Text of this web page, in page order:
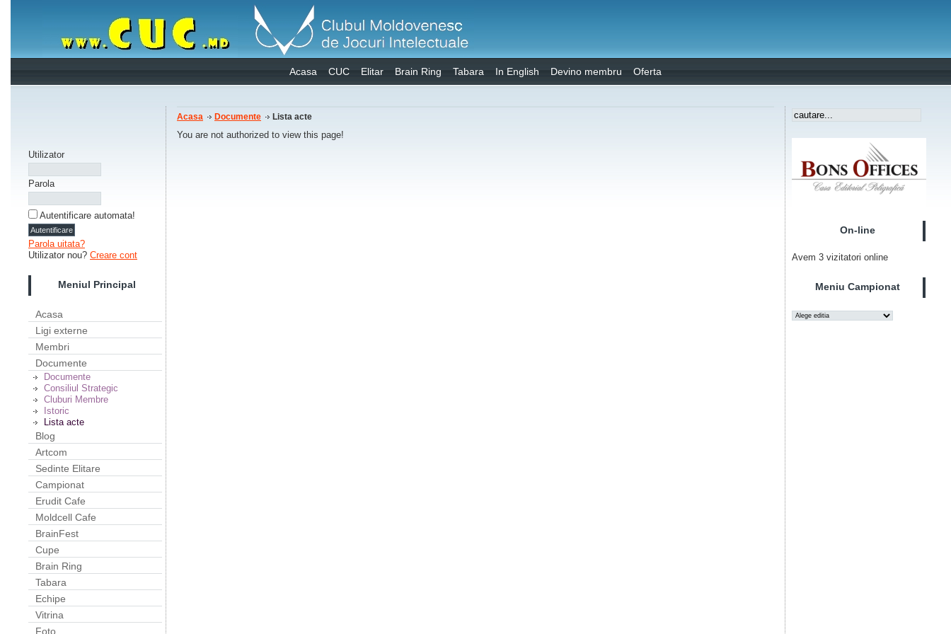
Acasa CUC Elitar Brain Ring Tabara In English Devino membru Oferta
Utilizator
Parola
Autentificare automata!
Parola uitata?
Utilizator nou? Creare cont
Meniul Principal
Acasa
Ligi externe
Membri
Documente
Documente
Consiliul Strategic
Cluburi Membre
Istoric
Lista acte
Blog
Artcom
Sedinte Elitare
Campionat
Erudit Cafe
Moldcell Cafe
BrainFest
Cupe
Brain Ring
Tabara
Echipe
Vitrina
Foto
Acasa Documente Lista acte
You are not authorized to view this page!
On-line
Avem 3 vizitatori online
Meniu Campionat